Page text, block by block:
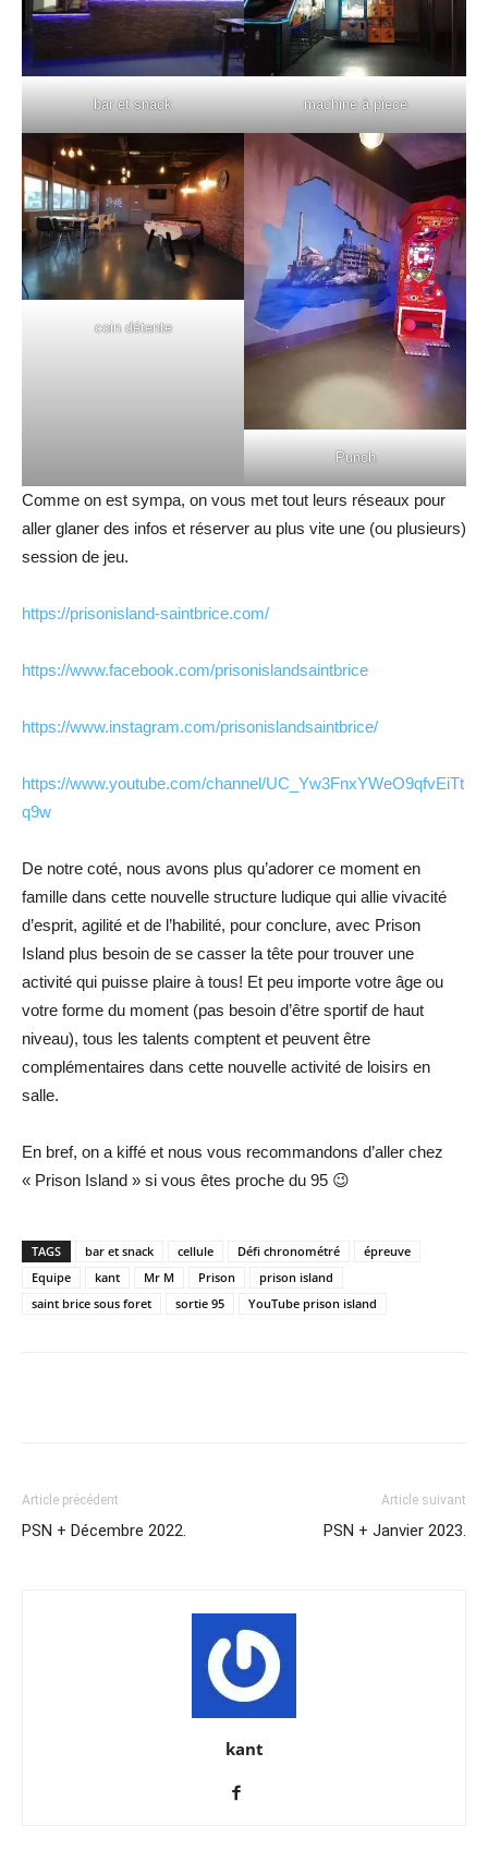
bar et snack machine à piece
coin détente
Punch
Comme on est sympa, on vous met tout leurs réseaux pour
aller glaner des infos et réserver au plus vite une (ou plusieurs)
session de jeu.
https://prisonisland-saintbrice.com/
https://www.facebook.com/prisonislandsaintbrice
https://www.instagram.com/prisonislandsaintbrice/
https://www.youtube.com/channel/UC_Yw3FnxYWeO9qfvEiTt
q9w
De notre coté, nous avons plus qu’adorer ce moment en
famille dans cette nouvelle structure ludique qui allie vivacité
d’esprit, agilité et de l’habilité, pour conclure, avec Prison
Island plus besoin de se casser la tête pour trouver une
activité qui puisse plaire à tous! Et peu importe votre âge ou
votre forme du moment (pas besoin d’être sportif de haut
niveau), tous les talents comptent et peuvent être
complémentaires dans cette nouvelle activité de loisirs en
salle.
En bref, on a kiffé et nous vous recommandons d’aller chez
« Prison Island » si vous êtes proche du 95 😉
TAGS bar et snack cellule Défi chronométré
épreuve
Equipe
kant Mr M Prison
prison island
saint brice sous foret
sortie 95 YouTube prison island
Article précédent
PSN + Décembre 2022.
Article suivant
PSN + Janvier 2023.
kant